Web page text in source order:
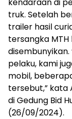
truk. Setelah
trailer hasil
tersangka
pelaku, kami
mobil,
tersebut,” kata
di Gedung Bid
(26/09/2024).